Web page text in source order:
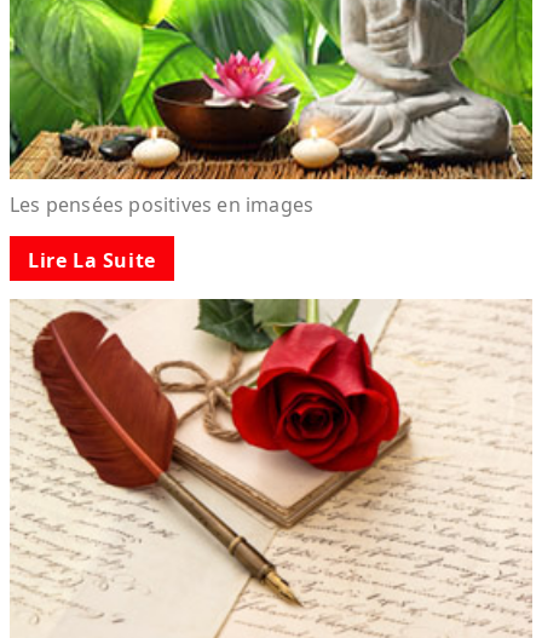
Les pensées positives en images
Lire La Suite